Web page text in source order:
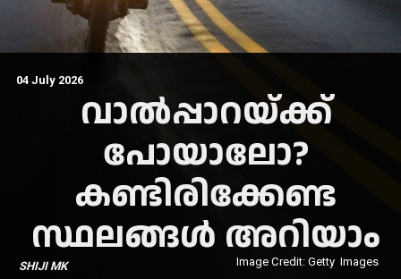
04 July 2026
SHIJI MK
വാല്‍പ്പാറയ്ക്ക്
പോയാലോ?
കണ്ടിരിക്കേണ്ട
സ്ഥലങ്ങള്‍ അറിയാം
Image Credit: Getty Images